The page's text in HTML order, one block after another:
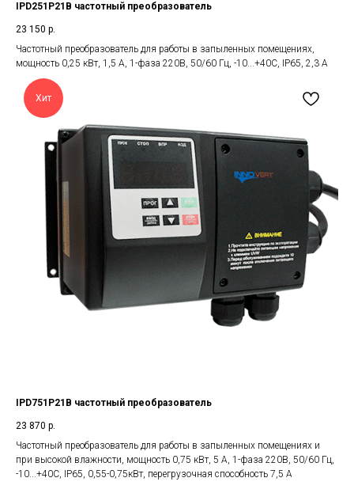
IPD251P21B частотный преобразователь
23 150 р.
Частотный преобразователь для работы в запыленных помещениях,
мощность 0,25 кВт, 1,5 А, 1-фаза 220В, 50/60 Гц, -10...+40С, IP65, 2,3 А
Хит
IPD751P21B частотный преобразователь
23 870 р.
Частотный преобразователь для работы в запыленных помещениях и
при высокой влажности, мощность 0,75 кВт, 5 А, 1-фаза 220В, 50/60 Гц,
-10...+40С, IP65, 0,55-0,75кВт, перегрузочная способность 7,5 А